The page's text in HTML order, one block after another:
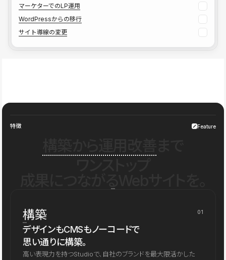
マーケターでのLP運用
WordPressからの移行
サイト導線の変更
特徴 Feature
構築 01
デザインもCMSもノーコードで
思い通りに構築。
高い表現力を持つStudioで、自社のブランドを最大限活かした